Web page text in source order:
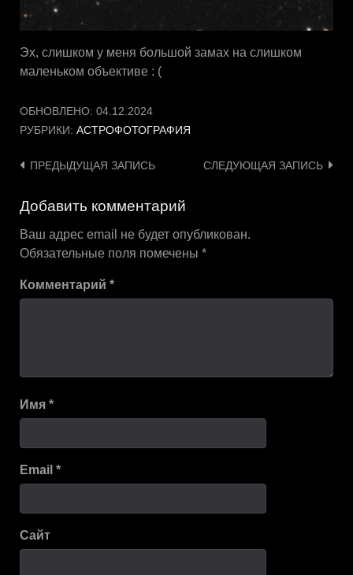
Эх, слишком у меня большой замах на слишком
маленьком объективе : (
ОБНОВЛЕНО: 04.12.2024
РУБРИКИ: АСТРОФОТОГРАФИЯ
Навигация
записям
ПРЕДЫДУЩАЯ ЗАПИСЬ СЛЕДУЮЩАЯ ЗАПИСЬ
Добавить комментарий
Ваш адрес email не будет опубликован.
Обязательные поля помечены *
Комментарий *
Имя *
Email *
Сайт